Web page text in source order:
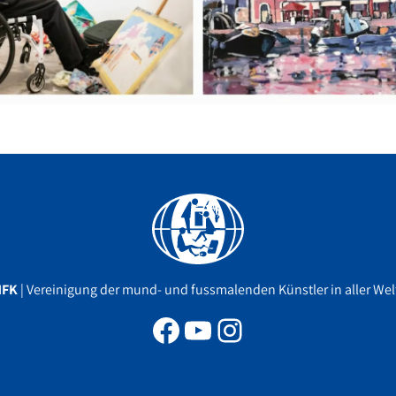
| Vereinigung der mund- und fussmalenden Künstler in aller
Facebook
YouTube
Instagram